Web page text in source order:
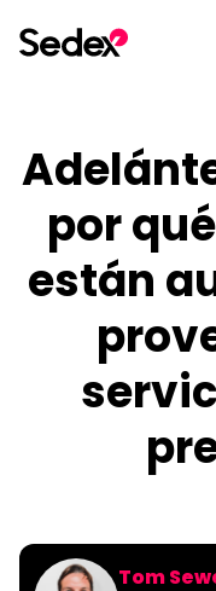
por
están
Tom